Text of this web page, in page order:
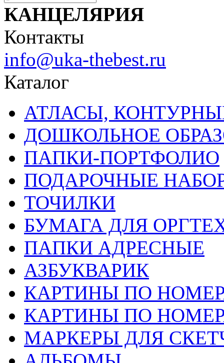
КАНЦЕЛЯРИЯ
Контакты
info@uka-thebest.ru
Каталог
АТЛАСЫ,
ДОШКОЛЬНОЕ
ПАПКИ-ПОРТФОЛИО
ПОДАРОЧНЫЕ
ТОЧИЛКИ
БУМАГА ДЛЯ
ПАПКИ АДРЕСНЫЕ
АЗБУКВАРИК
КАРТИНЫ ПО
КАРТИНЫ ПО
МАРКЕРЫ ДЛЯ